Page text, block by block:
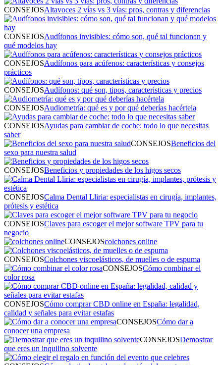
CONSEJOSAltavoces 2 vías vs 3 vías: pros, contras y diferencias
CONSEJOSAudífonos invisibles: cómo son, qué tal funcionan y
qué modelos hay
CONSEJOSAudífonos para acúfenos: características y consejos
prácticos
CONSEJOSAudífonos: qué son, tipos, características y precios
CONSEJOSAudiometría: qué es y por qué deberías hacértela
CONSEJOSAyudas para cambiar de coche: todo lo que necesitas
saber
CONSEJOSBeneficios del
sexo para nuestra salud
CONSEJOSBeneficios y propiedades de los higos secos
CONSEJOSCalma Dental Lliria: especialistas en cirugía, implantes,
prótesis y estética
CONSEJOSClaves para escoger el mejor software TPV para tu
negocio
CONSEJOScolchones online
CONSEJOSColchones viscoelásticos, de muelles o de espuma
CONSEJOSCómo combinar el
color rosa
CONSEJOSCómo comprar CBD online en España: legalidad,
calidad y señales para evitar estafas
CONSEJOSCómo dar a
conocer una empresa
CONSEJOSDemostrar
que eres un inquilino solvente